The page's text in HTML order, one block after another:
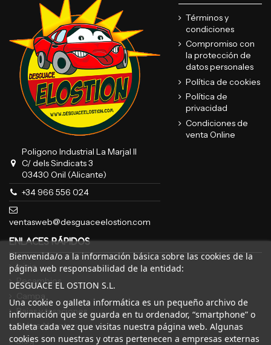
Poligono Industrial La Marjal II
C/ dels Sindicats 3
03430 Onil (Alicante)
+34 966 556 024
ventasweb@desguaceelostion.com
Términos y
condiciones
Compromiso con
la protección de
datos personales
Política de cookies
Política de
privacidad
Condiciones de
venta Online
ENLACES RÁPIDOS
Inicio
Recambios
Bajas y tasaciones
Sobre Nosotros
Blog
Bienvenida/o a la información básica sobre las cookies de la
página web responsabilidad de la entidad:
DESGUACE EL OSTION S.L.
Una cookie o galleta informática es un pequeño archivo de
información que se guarda en tu ordenador, “smartphone” o
tableta cada vez que visitas nuestra página web. Algunas
cookies son nuestras y otras pertenecen a empresas externas